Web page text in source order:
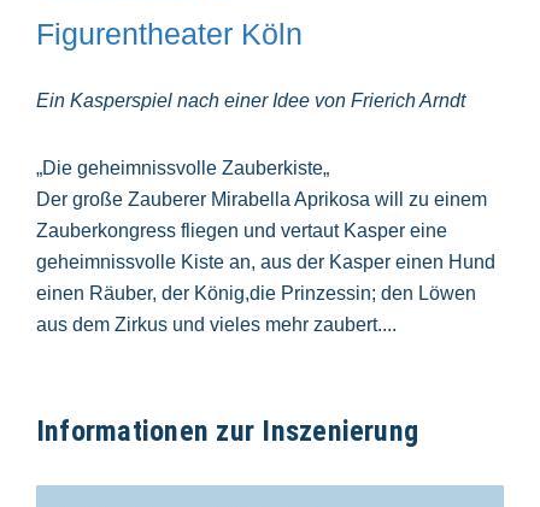
Figurentheater Köln
Ein Kasperspiel nach einer Idee von Frierich Arndt
„Die geheimnissvolle Zauberkiste„
Der große Zauberer Mirabella Aprikosa will zu einem
Zauberkongress fliegen und vertaut Kasper eine
geheimnissvolle Kiste an, aus der Kasper einen Hund
einen Räuber, der König,die Prinzessin; den Löwen
aus dem Zirkus und vieles mehr zaubert....
Informationen zur Inszenierung